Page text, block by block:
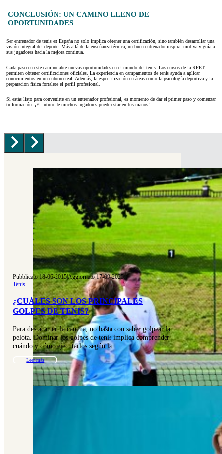
CONCLUSIÓN: UN CAMINO LLENO DE
OPORTUNIDADES
Ser entrenador de tenis en España no solo implica obtener una certificación, sino también desarrollar una
visión integral del deporte. Más allá de la enseñanza técnica, un buen entrenador inspira, motiva y guía a
sus jugadores hacia la mejora continua.
Cada paso en este camino abre nuevas oportunidades en el mundo del tenis. Los cursos de la RFET
permiten obtener certificaciones oficiales. La experiencia en campamentos de tenis ayuda a aplicar
conocimientos en un entorno real. Además, la especialización en áreas como la psicología deportiva y la
preparación física fortalece el perfil profesional.
Si estás listo para convertirte en un entrenador profesional, es momento de dar el primer paso y comenzar
tu formación. ¡El futuro de muchos jugadores puede estar en tus manos!
Pubblicato 18-06-2015|Aggiornato 17-09-2025
Tenis
¿CUÁLES SON LOS PRINCIPALES
GOLPES DE TENIS?
Para destacar en la cancha, no basta con saber golpear la
pelota. Dominar los golpes de tenis implica comprender
cuándo y cómo ejecutarlos según la…
Leer más